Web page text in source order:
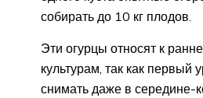
собирать до 10 кг плодов.
Эти огурцы относят к
культурам, так как первый
снимать даже в середине-